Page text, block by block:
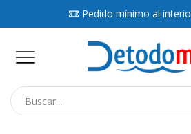
Pedido mínimo al